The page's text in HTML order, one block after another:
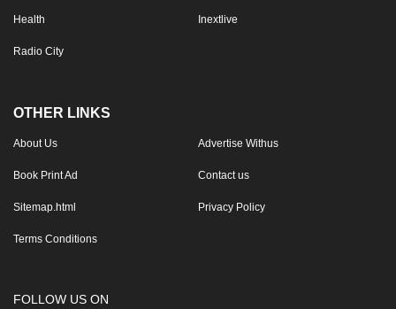
Health Inextlive
Radio City
OTHER LINKS
About Us Advertise Withus
Book Print Ad Contact us
Sitemap.html Privacy Policy
Terms Conditions
FOLLOW US ON